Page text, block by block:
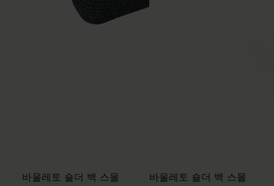
바울레토 숄더 백 스몰 바울레토 숄더 백 스몰